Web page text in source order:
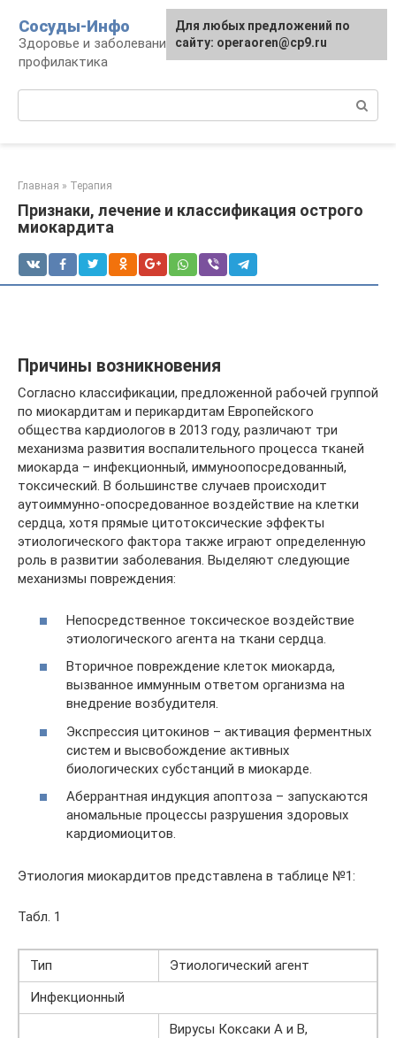
контенту
Сосуды-Инфо
Здоровье и заболевания сосудов и сердца,
профилактика
Главная » Терапия
Признаки, лечение и классификация острого
миокардита
Причины возникновения
Согласно классификации, предложенной рабочей группой
по миокардитам и перикардитам Европейского
общества кардиологов в 2013 году, различают три
механизма развития воспалительного процесса тканей
миокарда – инфекционный, иммуноопосредованный,
токсический. В большинстве случаев происходит
аутоиммунно-опосредованное воздействие на клетки
сердца, хотя прямые цитотоксические эффекты
этиологического фактора также играют определенную
роль в развитии заболевания. Выделяют следующие
механизмы повреждения:
Непосредственное токсическое воздействие
этиологического агента на ткани сердца.
Вторичное повреждение клеток миокарда,
вызванное иммунным ответом организма на
внедрение возбудителя.
Экспрессия цитокинов – активация ферментных
систем и высвобождение активных
биологических субстанций в миокарде.
Аберрантная индукция апоптоза – запускаются
аномальные процессы разрушения здоровых
кардиомиоцитов.
Этиология миокардитов представлена в таблице №1:
Табл. 1
Тип
Этиологический агент
Инфекционный
Вирусы Коксаки А и В,
Для любых предложений по
сайту: operaoren@cp9.ru